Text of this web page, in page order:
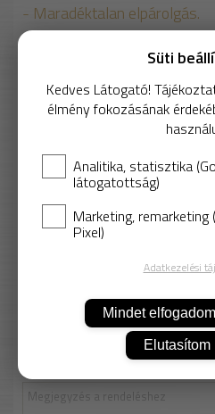
- Maradéktalan elpárolgás.
- Fémből készült szerkezeti
csapágyakat, perselyeket,
stb. segít szűk illesztésekbe
- Hőmérséklet-érzékelők
ellenállások, stb.) és
és befecskendező
- Gumi, fóliák és ragacsos
hűtésére.
- A különálló, rendkívül
Biztonsági Adatlap
2 038 Ft
Süti
Kedves Látogató!
élmény fokozásának
Analitika, statisztika
látogatottság)
Marketing, remarketing
Pixel)
Adatkezelési
Mindet elfogadom
Elutasítom